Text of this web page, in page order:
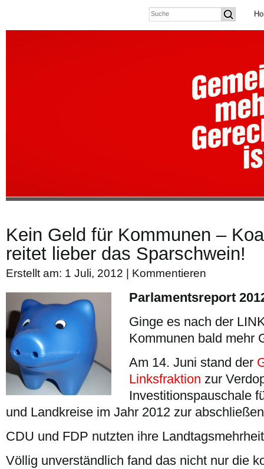
Kein Geld für Kommunen –
reitet lieber das Sparschwein!
Erstellt am: 1 Juli, 2012 | Kommentieren
Parlamentsreport
Ginge es nach der
Kommunen bald mehr
Am 14. Juni stand der
Linksfraktion zur
Investitionspauschale
und Landkreise im Jahr 2012 zur
CDU und FDP nutzten ihre
Völlig unverständlich fand das nicht nur die